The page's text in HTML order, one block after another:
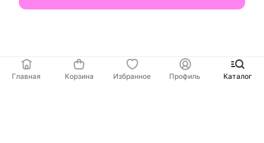
Главная Корзина Избранное Профиль Каталог